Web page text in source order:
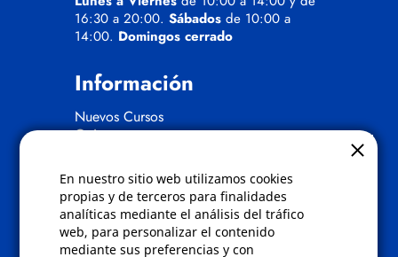
En nuestro sitio web utilizamos cookies
propias y de terceros para finalidades
analíticas mediante el análisis del tráfico
web, para personalizar el contenido
mediante sus preferencias y con
16:30 a 20:00. Sábados de 10:00 a
14:00. Domingos cerrado
Información
Nuevos Cursos
Quienes somos
Políticas
Condiciones de compra
Aviso de privacidad